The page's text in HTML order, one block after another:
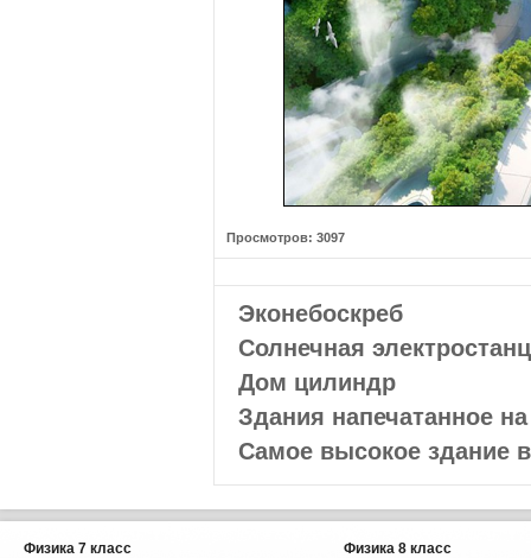
Просмотров: 3097
Эконебоскреб
Солнечная
Дом цилиндр
Здания напечатанное
Самое высокое здание
Физика 7 класс Физика 8 класс